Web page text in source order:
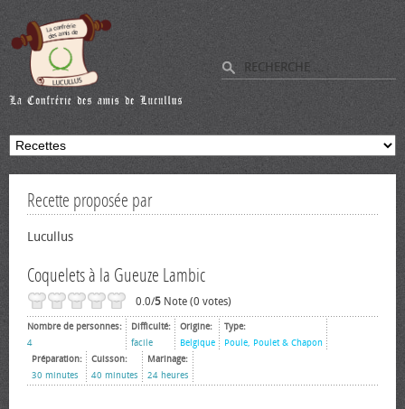
Recette proposée par
Lucullus
Coquelets à la Gueuze Lambic
0.0/5 Note (0 votes)
Nombre de personnes:
4
Difficulté:
facile
Origine:
Belgique
Type:
Poule, Poulet & Chapon
Préparation:
30 minutes
Cuisson:
40 minutes
Marinage:
24 heures